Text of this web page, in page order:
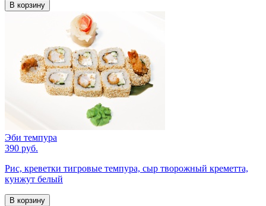
В корзину
Эби темпура
390 руб.
Рис, креветки тигровые темпура, сыр творожный креметта,
кунжут белый
В корзину